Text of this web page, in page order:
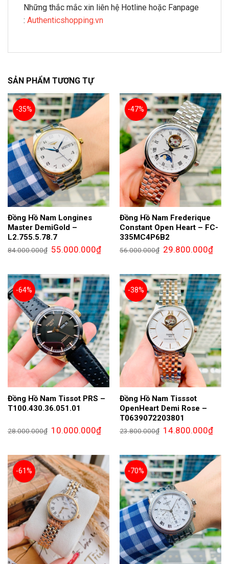
Những thắc mắc xin liên hệ Hotline hoặc Fanpage
: Authenticshopping.vn
SẢN PHẨM TƯƠNG TỰ
-35%
Đồng Hồ Nam Longines
Master DemiGold –
L2.755.5.78.7
84.000.000₫ Giá
gốc
55.000.000₫Giá
hiện
55.000.000₫.
-47%
Đồng Hồ Nam Frederique
Constant Open Heart – FC-
335MC4P6B2
56.000.000₫ Giá
gốc
29.800.000₫Giá
hiện
-64%
Đồng Hồ Nam Tissot PRS –
T100.430.36.051.01
28.000.000₫ Giá
gốc
10.000.000₫Giá
hiện
10.000.000₫.
-38%
Đồng Hồ Nam Tisssot
OpenHeart Demi Rose –
T0639072203801
23.800.000₫ Giá
gốc
14.800.000₫Giá
hiện
-61%
-70%